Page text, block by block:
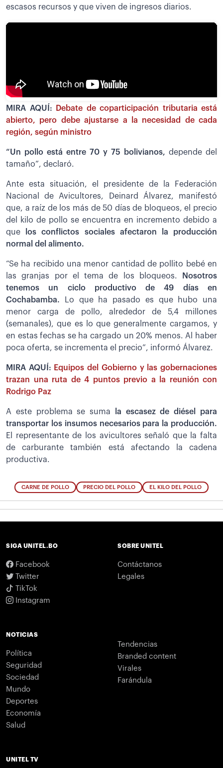
escasos recursos y que viven de ingresos diarios.
MIRA AQUÍ:
Debate de coparticipación tributaria está
abierto, pero debe ajustarse a la necesidad de cada
región, según ministro
“Un pollo está entre 70 y 75 bolivianos, depende del
tamaño”, declaró.
Ante esta situación, el presidente de la Federación
Nacional de Avicultores, Deinard Álvarez, manifestó
que, a raíz de los más de 50 días de bloqueos, el precio
del kilo de pollo se encuentra en incremento debido a
que
los conflictos sociales afectaron la producción
normal del alimento.
“Se ha recibido una menor cantidad de pollito bebé en
las granjas por el tema de los bloqueos.
Nosotros
tenemos un ciclo productivo de 49 días en
Cochabamba. Lo que ha pasado es que hubo una
menor carga de pollo, alrededor de 5,4 millones
(semanales), que es lo que generalmente cargamos, y
en estas fechas se ha cargado un 20% menos. Al haber
poca oferta, se incrementa el precio”, informó Álvarez.
MIRA AQUÍ: Equipos del Gobierno y las gobernaciones
trazan una ruta de 4 puntos previo a la reunión con
Rodrigo Paz
A este problema se suma
la escasez de diésel para
transportar los insumos necesarios para la producción.
El representante de los avicultores señaló que la falta
de carburante también está afectando la cadena
productiva.
CARNE DE POLLO PRECIO DEL POLLO EL KILO DEL POLLO
SIGA UNITEL.BO
Facebook
Twitter
TikTok
Instagram
SOBRE UNITEL
Contáctanos
Legales
NOTICIAS
Política
Seguridad
Sociedad
Mundo
Deportes
Economía
Salud
Tendencias
Branded content
Virales
Farándula
UNITEL TV